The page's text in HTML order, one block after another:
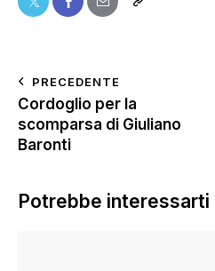
PRECEDENTE
Cordoglio per la
scomparsa di Giuliano
Baronti
Potrebbe interessarti